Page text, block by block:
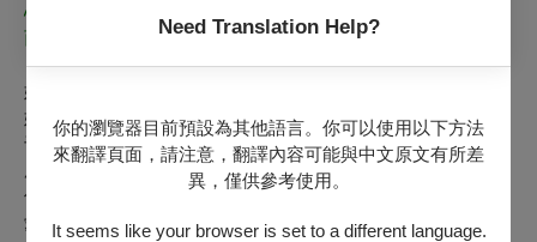
Need Translation Help?
你的瀏覽器目前預設為其他語言。你可以使用以下方法
來翻譯頁面，請注意，翻譯內容可能與中文原文有所差
異，僅供參考使用。
It seems like your browser is set to a different language.
心在哪裡，家就在哪裡
而我的心在這，臺灣就是我的家
《因愛啟程》
她 芳華正盛 揮别家人 一待七十年
她 仰望天際 離别戀人 一生獻給上帝
千萬人的英文老師－彭蒙惠
用英文與音樂 祝福臺灣 連結世界
信仰在心中 好奇心在腦中
愛是原動力 奉獻是行動力